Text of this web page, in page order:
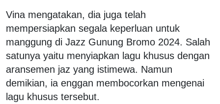
Vina mengatakan, dia juga telah
mempersiapkan segala keperluan untuk
manggung di Jazz Gunung Bromo 2024. Salah
satunya yaitu menyiapkan lagu khusus dengan
aransemen jaz yang istimewa. Namun
demikian, ia enggan membocorkan mengenai
lagu khusus tersebut.